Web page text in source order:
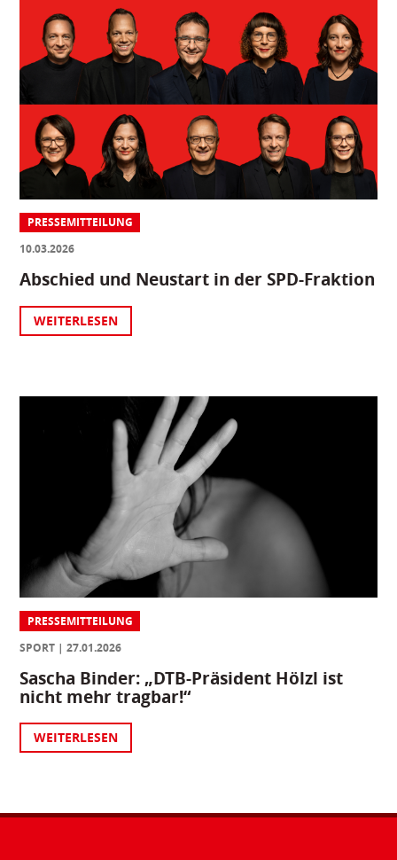
PRESSEMITTEILUNG
10.03.2026
Abschied und Neustart in der SPD-Fraktion
WEITERLESEN
PRESSEMITTEILUNG
SPORT
27.01.2026
Sascha Binder: „DTB-Präsident Hölzl ist
nicht mehr tragbar!“
WEITERLESEN